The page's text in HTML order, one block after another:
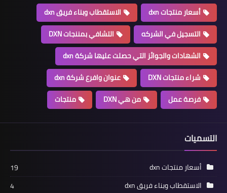
أسعار منتجات dxn
الاستقطاب وبناء فريق dxn
التسجيل في الشركه
التشافي بمننجات DXN
الشهادات والجوائز التي حصلت عليها شركة dxn
شراء منتجات DXN
عنوان وافرع شركة dxn
فرصة عمل
من هي DXN منتجات
التسميات
أسعار منتجات dxn
19
الاستقطاب وبناء فريق dxn
4